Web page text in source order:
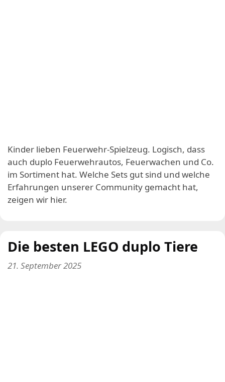
Kinder lieben Feuerwehr-Spielzeug. Logisch, dass
auch duplo Feuerwehrautos, Feuerwachen und Co.
im Sortiment hat. Welche Sets gut sind und welche
Erfahrungen unserer Community gemacht hat,
zeigen wir hier.
Die besten LEGO duplo Tiere
21. September 2025